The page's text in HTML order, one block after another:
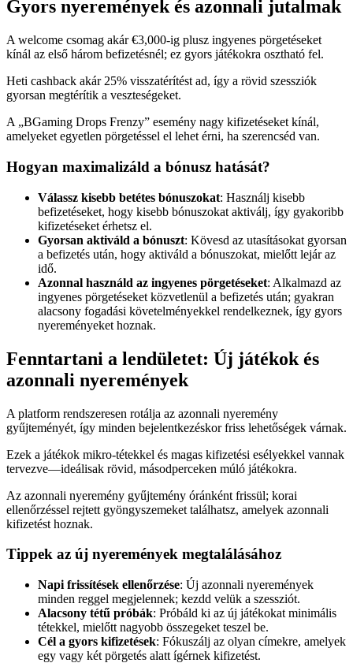
Gyors nyeremények és azonnali jutalmak
A welcome csomag akár €3,000-ig plusz ingyenes pörgetéseket
kínál az első három befizetésnél; ez gyors játékokra osztható fel.
Heti cashback akár 25% visszatérítést ad, így a rövid szessziók
gyorsan megtérítik a veszteségeket.
A „BGaming Drops Frenzy” esemény nagy kifizetéseket kínál,
amelyeket egyetlen pörgetéssel el lehet érni, ha szerencséd van.
Hogyan maximalizáld a bónusz hatását?
Válassz kisebb betétes bónuszokat: Használj kisebb
befizetéseket, hogy kisebb bónuszokat aktiválj, így gyakoribb
kifizetéseket érhetsz el.
Gyorsan aktiváld a bónuszt: Kövesd az utasításokat gyorsan
a befizetés után, hogy aktiváld a bónuszokat, mielőtt lejár az
idő.
Azonnal használd az ingyenes pörgetéseket: Alkalmazd az
ingyenes pörgetéseket közvetlenül a befizetés után; gyakran
alacsony fogadási követelményekkel rendelkeznek, így gyors
nyereményeket hoznak.
Fenntartani a lendületet: Új játékok és
azonnali nyeremények
A platform rendszeresen rotálja az azonnali nyeremény
gyűjteményét, így minden bejelentkezéskor friss lehetőségek várnak.
Ezek a játékok mikro‑tétekkel és magas kifizetési esélyekkel vannak
tervezve—ideálisak rövid, másodperceken múló játékokra.
Az azonnali nyeremény gyűjtemény óránként frissül; korai
ellenőrzéssel rejtett gyöngyszemeket találhatsz, amelyek azonnali
kifizetést hoznak.
Tippek az új nyeremények megtalálásához
Napi frissítések ellenőrzése: Új azonnali nyeremények
minden reggel megjelennek; kezdd velük a szessziót.
Alacsony tétű próbák: Próbáld ki az új játékokat minimális
tétekkel, mielőtt nagyobb összegeket teszel be.
Cél a gyors kifizetések: Fókuszálj az olyan címekre, amelyek
egy vagy két pörgetés alatt ígérnek kifizetést.